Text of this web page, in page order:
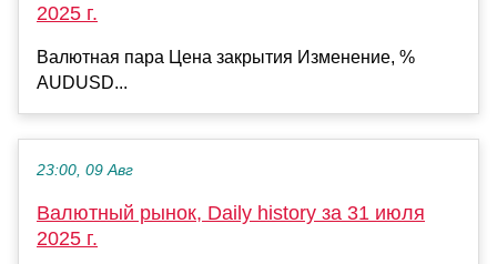
2025 г.
Валютная пара Цена закрытия Изменение, %
AUDUSD...
23:00, 09 Авг
Валютный рынок, Daily history за 31 июля
2025 г.